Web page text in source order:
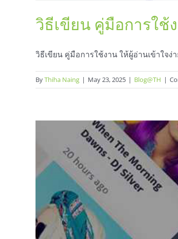
วิธีเขียน คู่มือการใช้
วิธีเขียน คู่มือการใช้งาน ให้ผู้อ่านเข้าใจ
ByThiha Naing | May 23, 2025 | Blog@TH |